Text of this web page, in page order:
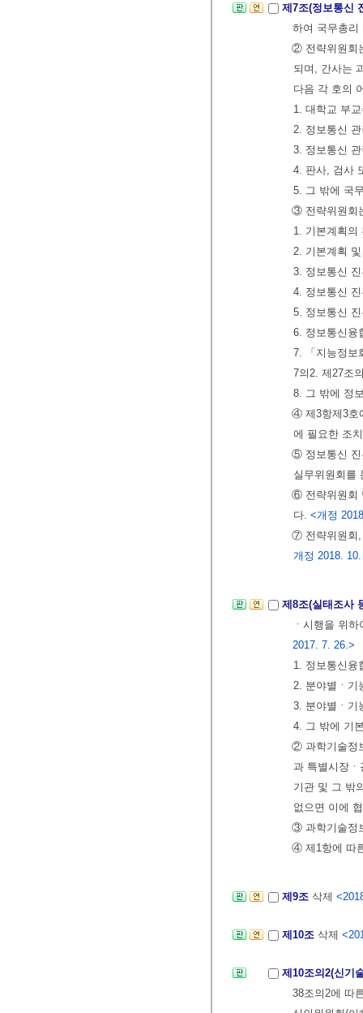
제7조(정보통신
하여 국무총리
② 전략위원회
되며, 간사는
다음 각 호의
1. 대학교 부
2. 정보통신
3. 정보통신
4. 판사, 검사
5. 그 밖에 국
③ 전략위원회
1. 기본계획의
2. 기본계획
3. 정보통신
4. 정보통신
5. 정보통신
6. 정보통신융
7. 「지능정보
7의2. 제27조
8. 그 밖에 정
④ 제3항제3호
에 필요한 조
⑤ 정보통신 진
실무위원회를
⑥ 전략위원회
다. <개정
⑦ 전략위원회,
개정 2018.
제8조(실태조사
ㆍ시행을 위
2017. 7. 26.>
1. 정보통신융
2. 분야별ㆍ기
3. 분야별ㆍ기
4. 그 밖에 기
② 과학기술정
과 특별시장ㆍ
기관 및 그 밖
없으면 이에
③ 과학기술정
④ 제1항에 따
제9조 삭제
제10조 삭제
제10조의2(신기
38조의2에 따